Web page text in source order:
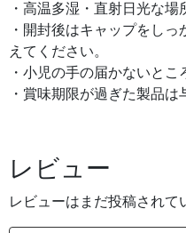
・高温多湿・直射日光な場
・開封後はキャップをし
えてください。
・小児の手の届かないとこ
・賞味期限が過ぎた製品は
レビュー
レビューはまだ投稿されて